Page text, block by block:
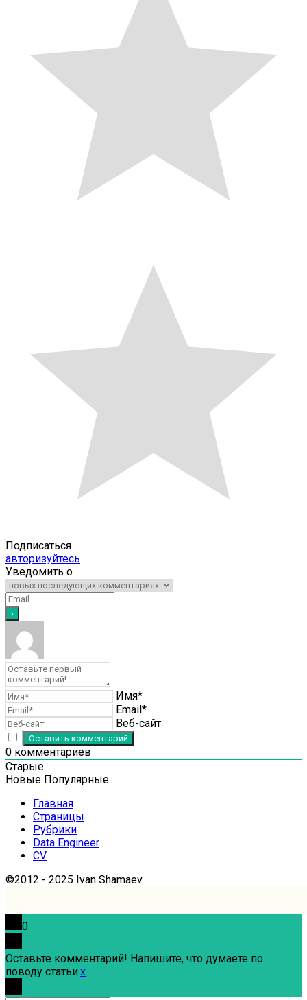
Подписаться
авторизуйтесь
Уведомить о
Имя*
Email*
Веб-сайт
0 комментариев
Старые
Новые Популярные
Главная
Страницы
Рубрики
Data Engineer
CV
©2012 - 2025 Ivan Shamaev
0
Оставьте комментарий! Напишите, что думаете по
поводу статьи.x